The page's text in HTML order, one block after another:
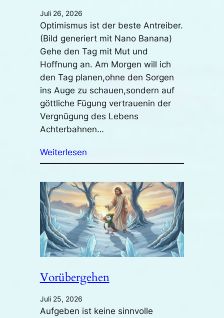
Juli 26, 2026
Optimismus ist der beste Antreiber.
(Bild generiert mit Nano Banana)
Gehe den Tag mit Mut und
Hoffnung an. Am Morgen will ich
den Tag planen,ohne den Sorgen
ins Auge zu schauen,sondern auf
göttliche Fügung vertrauenin der
Vergnügung des Lebens
Achterbahnen…
Weiterlesen
Vorübergehen
Juli 25, 2026
Aufgeben ist keine sinnvolle